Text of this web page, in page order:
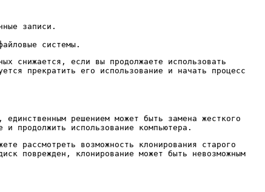
записи.
системы.
снижается, если вы продолжаете использовать
прекратить его использование и начать процесс
решением может быть замена жесткого
продолжить использование компьютера.
рассмотреть возможность клонирования старого
поврежден, клонирование может быть невозможным